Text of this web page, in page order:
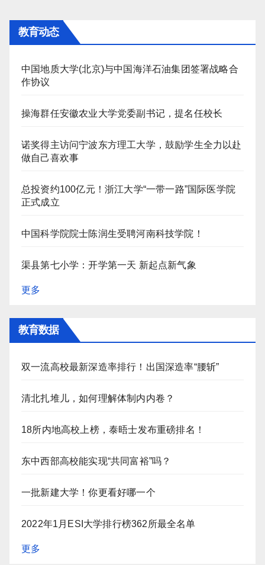
教育动态
中国地质大学(北京)与中国海洋石油集团签署战略合
作协议
操海群任安徽农业大学党委副书记，提名任校长
诺奖得主访问宁波东方理工大学，鼓励学生全力以赴
做自己喜欢事
总投资约100亿元！浙江大学“一带一路”国际医学院
正式成立
中国科学院院士陈润生受聘河南科技学院！
渠县第七小学：开学第一天 新起点新气象
更多
教育数据
双一流高校最新深造率排行！出国深造率“腰斩”
清北扎堆儿，如何理解体制内内卷？
18所内地高校上榜，泰晤士发布重磅排名！
东中西部高校能实现“共同富裕”吗？
一批新建大学！你更看好哪一个
2022年1月ESI大学排行榜362所最全名单
更多